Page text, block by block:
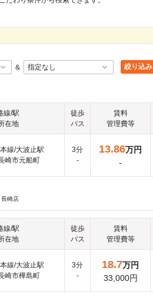
＆ 絞り込み
線/駅
在地
徒歩
バス
賃料
管理費等
線/大波止駅
崎市元船町
3分
-
13.86万円
-
崎店
線/駅
在地
徒歩
バス
賃料
管理費等
線/大波止駅
崎市樺島町
3分
-
18.7万円
33,000円